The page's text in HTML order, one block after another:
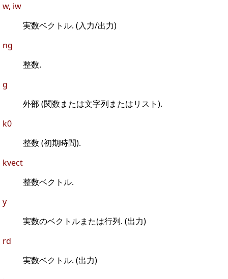
w, iw
実数ベクトル. (入力/出力)
ng
整数.
g
外部 (関数または文字列またはリスト).
k0
整数 (初期時間).
kvect
整数ベクトル.
y
実数のベクトルまたは行列. (出力)
rd
実数ベクトル. (出力)